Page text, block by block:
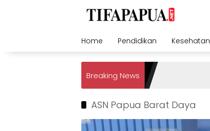
Home Pendidikan Kesehatan
Breaking News
ASN Papua Barat Daya